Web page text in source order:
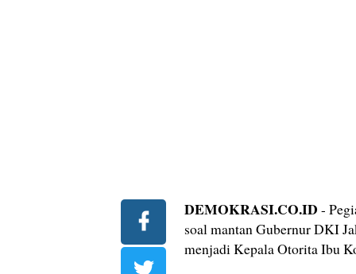
DEMOKRASI.CO.ID -
soal mantan Gubernur DKI
menjadi Kepala Otorita Ibu